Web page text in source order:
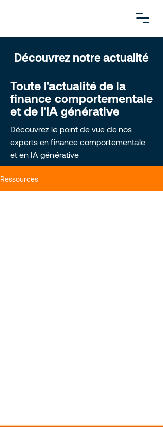
Découvrez notre actualité
Toute l'actualité de la
finance comportementale
et de l'IA générative
Découvrez le point de vue de nos
experts en finance comportementale
et en IA générative
Ressources